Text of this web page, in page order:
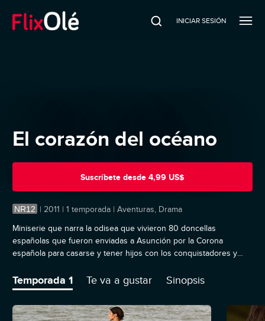
INICIAR SESIÓN
El corazón del océano
Suscríbete desde 4,99 US$
NR12 | 2011 | 1 temporada | Aventuras, Drama
Miniserie que narra la odisea que vivieron 80 doncellas
españolas que fueron enviadas a Asunción por la Corona
española para casarse y tener hijos con los conquistadores y
años, las mujeres vivirán en constante peligro y tendrán que
luchar contra el hambre, el escorbuto, el ataque de piratas, el
acecho de los indios, la competencia con los portugueses por
dominar esos territorios o los 2.000 kilómetros de selva
Temporada 1 Te va a gustar Sinopsis